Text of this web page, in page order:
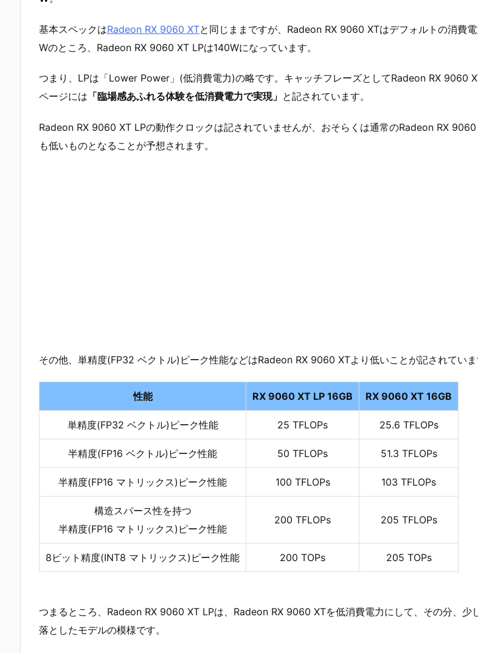
基本スペックはRadeon RX 9060 XTと同じままですが、Radeon RX 9060 XTはデフォルトの消費
Wのところ、Radeon RX 9060 XT LPは140Wになっています。
つまり、LPは「Lower Power」(低消費電力)の略です。キャッチフレーズとしてRadeon RX 9060
ページには 「臨場感あふれる体験を低消費電力で実現」 と記されています。
Radeon RX 9060 XT LPの動作クロックは記されていませんが、おそらくは通常のRadeon RX 9060
も低いものとなることが予想されます。
その他、単精度(FP32 ベクトル)ピーク性能などはRadeon RX 9060 XTより低いことが記されていま
性能 RX 9060 XT LP 16GB RX 9060 XT 16GB
単精度(FP32 ベクトル)ピーク性能 25 TFLOPs 25.6 TFLOPs
半精度(FP16 ベクトル)ピーク性能 50 TFLOPs 51.3 TFLOPs
半精度(FP16 マトリックス)ピーク性能 100 TFLOPs 103 TFLOPs
構造スパース性を持つ
半精度(FP16 マトリックス)ピーク性能
200 TFLOPs 205 TFLOPs
8ビット精度(INT8 マトリックス)ピーク性能 200 TOPs 205 TOPs
つまるところ、Radeon RX 9060 XT LPは、Radeon RX 9060 XTを低消費電力にして、その分、少
落としたモデルの模様です。